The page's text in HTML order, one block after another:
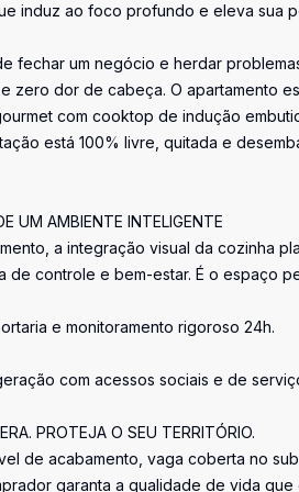
induz ao foco profundo e eleva sua
fechar um negócio e herdar
zero dor de cabeça. O apartamento
com cooktop de indução
está 100% livre, quitada e
UM AMBIENTE INTELIGENTE
a integração visual da cozinha
de controle e bem-estar. É o espaço
e monitoramento rigoroso 24h.
com acessos sociais e de
PROTEJA O SEU TERRITÓRIO.
de acabamento, vaga coberta no
garanta a qualidade de vida que